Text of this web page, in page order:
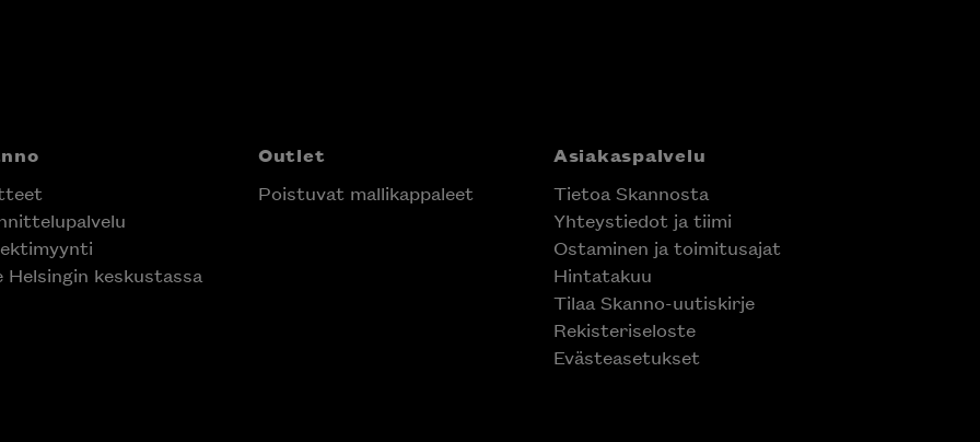
Helsingin keskustassa
Outlet
Poistuvat mallikappaleet
Asiakaspalvelu
Tietoa Skannosta
Yhteystiedot ja tiimi
Ostaminen ja toimitusajat
Hintatakuu
Tilaa Skanno-uutiskirje
Rekisteriseloste
Evästeasetukset